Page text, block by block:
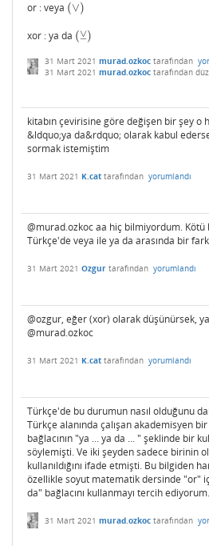
or : veya (∨)
(∨)
xor : ya da (⊻)
(⊻)
31 Mart 2021 murad.ozkoc tarafından
31 Mart 2021 murad.ozkoc tarafından
kitabın çevirisine göre değişen bir şey o
&ldquo;ya da&rdquo; olarak kabul
sormak istemiştim
31 Mart 2021 K.cat tarafından yorumlandı
@murad.ozkoc aa hiç bilmiyordum.
Türkçe'de veya ile ya da arasında bir
31 Mart 2021 Ozgur tarafından yorumlandı
@ozgur, eğer (xor) olarak düşünürsek,
@murad.ozkoc
31 Mart 2021 K.cat tarafından yorumlandı
Türkçe'de bu durumun nasıl olduğunu
Türkçe alanında çalışan akademisyen
bağlacının "ya ... ya da ... " şeklinde bir
söylemişti. Ve iki şeyden sadece birinin
kullanıldığını ifade etmişti. Bu bilgiden
özellikle soyut matematik dersinde "or"
da" bağlacını kullanmayı tercih ediyorum.
31 Mart 2021 murad.ozkoc tarafından